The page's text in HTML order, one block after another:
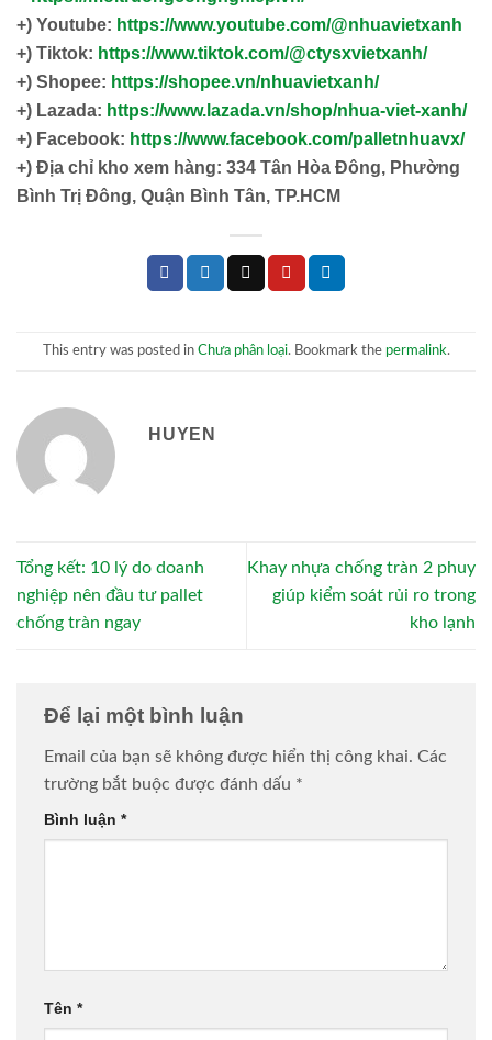
+) Youtube: https://www.youtube.com/@nhuavietxanh
+) Tiktok: https://www.tiktok.com/@ctysxvietxanh/
+) Shopee: https://shopee.vn/nhuavietxanh/
+) Lazada: https://www.lazada.vn/shop/nhua-viet-xanh/
+) Facebook: https://www.facebook.com/palletnhuavx/
+) Địa chỉ kho xem hàng: 334 Tân Hòa Đông, Phường
Bình Trị Đông, Quận Bình Tân, TP.HCM
This entry was posted in Chưa phân loại. Bookmark the permalink.
HUYEN
Tổng kết: 10 lý do doanh
nghiệp nên đầu tư pallet
chống tràn ngay
Khay nhựa chống tràn 2 phuy
giúp kiểm soát rủi ro trong
kho lạnh
Để lại một bình luận
Email của bạn sẽ không được hiển thị công khai. Các
trường bắt buộc được đánh dấu *
Bình luận *
Tên *